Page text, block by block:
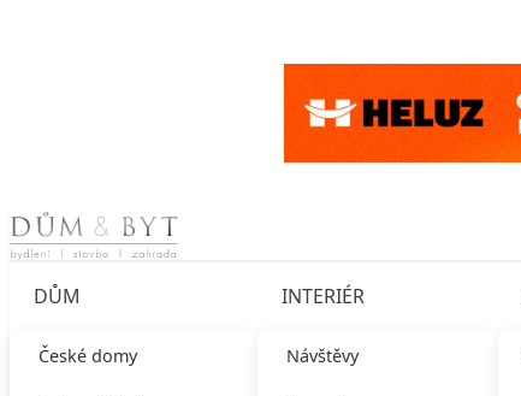
Skip to content
DŮM
České domy
INTERIÉR
Návštěvy